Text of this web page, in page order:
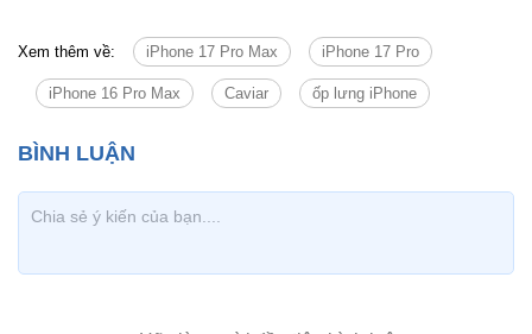
Xem thêm về: iPhone 17 Pro Max iPhone 17 Pro
iPhone 16 Pro Max Caviar ốp lưng iPhone